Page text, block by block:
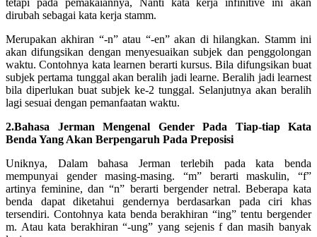
dirubah sebagai kata kerja stamm.
Merupakan akhiran “-n” atau “-en” akan di hilangkan. Stamm ini
akan difungsikan dengan menyesuaikan subjek dan penggolongan
waktu. Contohnya kata learnen berarti kursus. Bila difungsikan buat
subjek pertama tunggal akan beralih jadi learne. Beralih jadi learnest
bila diperlukan buat subjek ke-2 tunggal. Selanjutnya akan beralih
lagi sesuai dengan pemanfaatan waktu.
2.Bahasa Jerman Mengenal Gender Pada Tiap-tiap Kata
Benda Yang Akan Berpengaruh Pada Preposisi
Uniknya, Dalam bahasa Jerman terlebih pada kata benda
mempunyai gender masing-masing. “m” berarti maskulin, “f”
artinya feminine, dan “n” berarti bergender netral. Beberapa kata
benda dapat diketahui gendernya berdasarkan pada ciri khas
tersendiri. Contohnya kata benda berakhiran “ing” tentu bergender
m. Atau kata berakhiran “-ung” yang sejenis f dan masih banyak